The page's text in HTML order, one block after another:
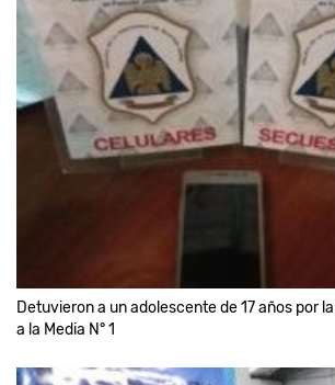
Detuvieron a un adolescente de 17 años por
a la Media N° 1